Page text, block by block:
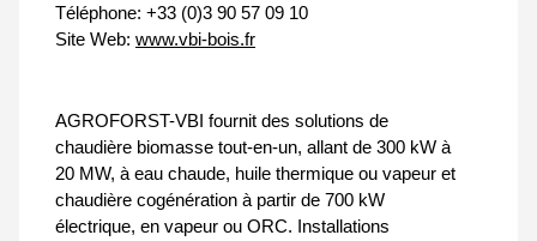
Téléphone: +33 (0)3 90 57 09 10
Site Web: www.vbi-bois.fr
AGROFORST-VBI fournit des solutions de
chaudière biomasse tout-en-un, allant de 300 kW à
20 MW, à eau chaude, huile thermique ou vapeur et
chaudière cogénération à partir de 700 kW
électrique, en vapeur ou ORC. Installations